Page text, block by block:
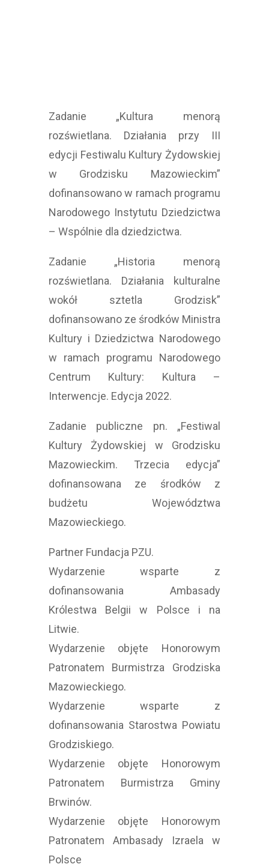
Zadanie „Kultura menorą
rozświetlana. Działania przy III
edycji Festiwalu Kultury Żydowskiej
w Grodzisku Mazowieckim”
dofinansowano w ramach programu
Narodowego Instytutu Dziedzictwa
– Wspólnie dla dziedzictwa.
Zadanie „Historia menorą
rozświetlana. Działania kulturalne
wokół sztetla Grodzisk”
dofinansowano ze środków Ministra
Kultury i Dziedzictwa Narodowego
w ramach programu Narodowego
Centrum Kultury: Kultura –
Interwencje. Edycja 2022.
Zadanie publiczne pn. „Festiwal
Kultury Żydowskiej w Grodzisku
Mazowieckim. Trzecia edycja”
dofinansowana ze środków z
budżetu Województwa
Mazowieckiego.
Partner Fundacja PZU.
Wydarzenie wsparte z
dofinansowania Ambasady
Królestwa Belgii w Polsce i na
Litwie.
Wydarzenie objęte Honorowym
Patronatem Burmistrza Grodziska
Mazowieckiego.
Wydarzenie wsparte z
dofinansowania Starostwa Powiatu
Grodziskiego.
Wydarzenie objęte Honorowym
Patronatem Burmistrza Gminy
Brwinów.
Wydarzenie objęte Honorowym
Patronatem Ambasady Izraela w
Polsce